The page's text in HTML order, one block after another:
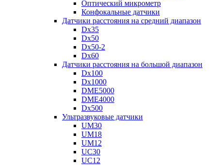
Оптический микрометр
Конфокальные датчики
Датчики расстояния на средний диапазон
Dx35
Dx50
Dx50-2
Dx60
Датчики расстояния на большой диапазон
Dx100
Dx1000
DME5000
DME4000
Dx500
Ультразвуковые датчики
UM30
UM18
UM12
UC30
UC12